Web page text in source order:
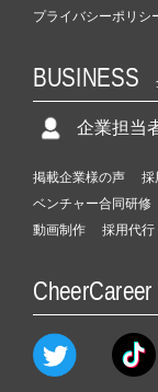
プライバシーポリシ
BUSINESS
企業担当
掲載企業様の声 採
ベンチャー合同研修
動画制作
採用代行